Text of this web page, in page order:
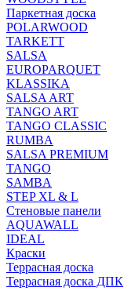
Паркетная доска
POLARWOOD
TARKETT
SALSA
EUROPARQUET
KLASSIKA
SALSA ART
TANGO ART
TANGO CLASSIC
RUMBA
SALSA PREMIUM
TANGO
SAMBA
STEP XL & L
Стеновые панели
AQUAWALL
IDEAL
Краски
Террасная доска
Террасная доска ДПК